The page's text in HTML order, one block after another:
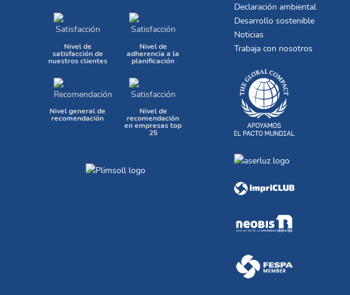
Nivel de
satisfacción de
nuestros clientes
Nivel de
adherencia a la
planificación
Nivel general de
recomendación
Nivel de
recomendación
en empresas top
25
Declaración ambiental
Desarrollo sostenible
Noticias
Trabaja con nosotros